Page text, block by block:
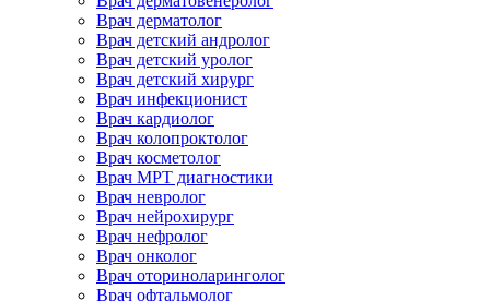
Врач дерматолог
Врач детский андролог
Врач детский уролог
Врач детский хирург
Врач инфекционист
Врач кардиолог
Врач колопроктолог
Врач косметолог
Врач МРТ диагностики
Врач невролог
Врач нейрохирург
Врач нефролог
Врач онколог
Врач оториноларинголог
Врач офтальмолог